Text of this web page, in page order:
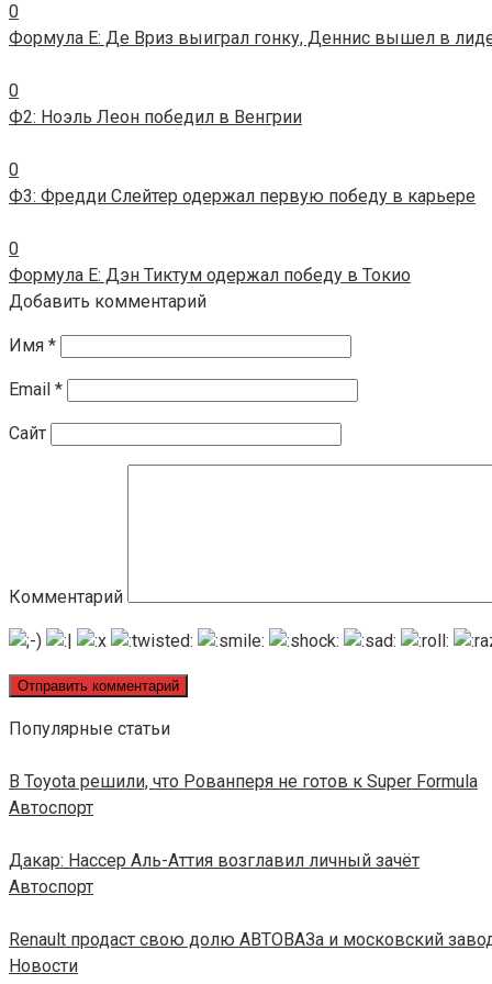
0
Формула E: Де Вриз выиграл гонку, Деннис вышел в
0
Ф2: Ноэль Леон победил в Венгрии
0
Ф3: Фредди Слейтер одержал первую победу в карьере
0
Формула E: Дэн Тиктум одержал победу в Токио
Добавить комментарий
Имя *
Email *
Сайт
Комментарий
Популярные статьи
В Toyota решили, что Рованперя не готов к Super Formula
Автоспорт
Дакар: Нассер Аль-Аттия возглавил личный зачёт
Автоспорт
Renault продаст свою долю АВТОВАЗа и московский
Новости